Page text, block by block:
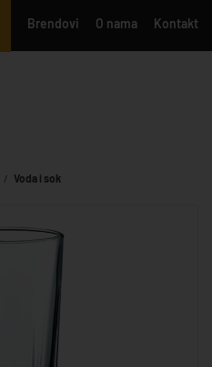
Brendovi O nama Kontakt
Voda i sok